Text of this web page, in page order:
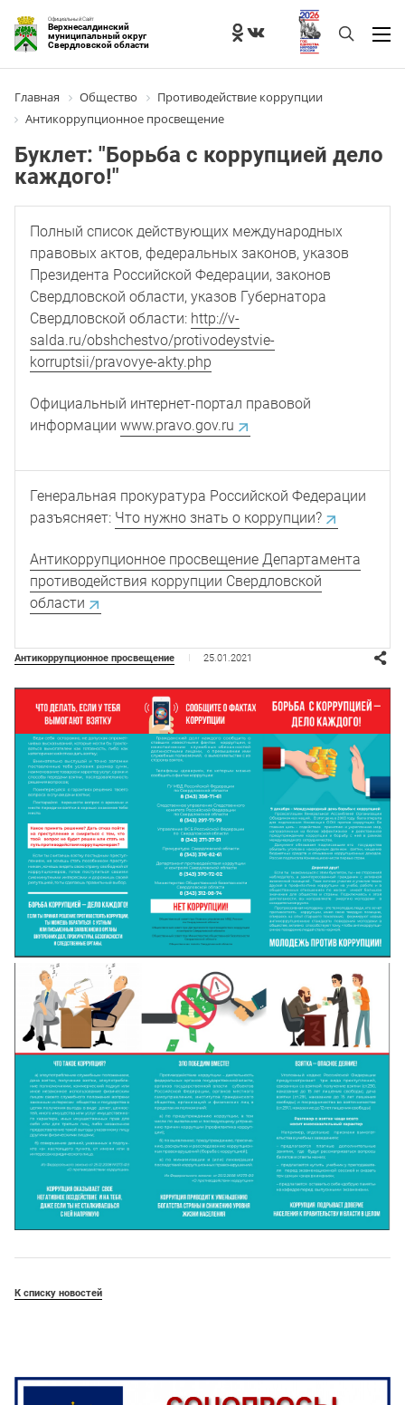
Официальный Сайт
Верхнесалдинский
муниципальный округ
Свердловской области
Главная Общество
Противодействие коррупции
Антикоррупционное просвещение
Буклет: "Борьба с коррупцией дело
каждого!"
Полный список действующих международных
правовых актов, федеральных законов, указов
Президента Российской Федерации, законов
Свердловской области, указов Губернатора
Свердловской области: http://v-
salda.ru/obshchestvo/protivodeystvie-
korruptsii/pravovye-akty.php
Официальный интернет-портал правовой
информации www.pravo.gov.ru
Генеральная прокуратура Российской Федерации
разъясняет: Что нужно знать о коррупции?
Антикоррупционное просвещение Департамента
противодействия коррупции Свердловской
области
Антикоррупционное просвещение 25.01.2021
К списку новостей